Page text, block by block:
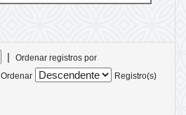
|
Ordenar registros por
Ordenar
Registro(s)